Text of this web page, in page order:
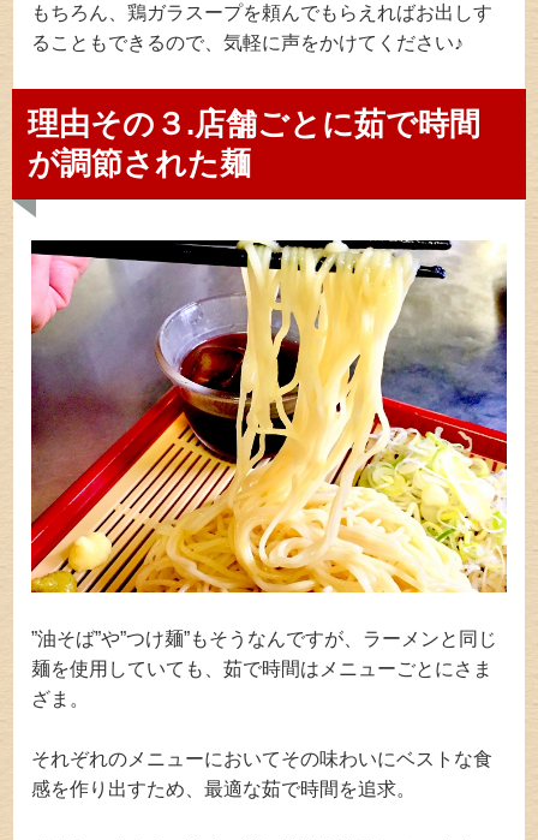
もちろん、鶏ガラスープを頼んでもらえればお出しす
ることもできるので、気軽に声をかけてください♪
理由その３.店舗ごとに茹で時間
が調節された麺
”油そば”や”つけ麺”もそうなんですが、ラーメンと同じ
麺を使用していても、茹で時間はメニューごとにさま
ざま。
それぞれのメニューにおいてその味わいにベストな食
感を作り出すため、最適な茹で時間を追求。